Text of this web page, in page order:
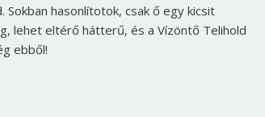
Sokban hasonlítotok, csak ő egy kicsit
lehet eltérő hátterű, és a Vízöntő Telihold
ebből!